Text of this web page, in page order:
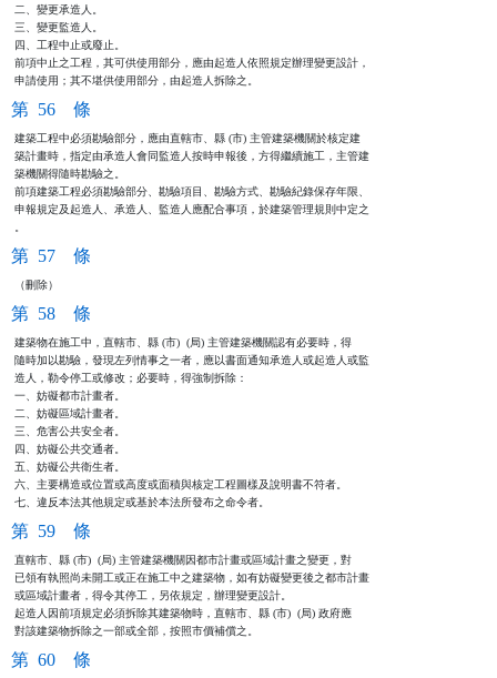
二、變更承造人。
三、變更監造人。
四、工程中止或廢止。
前項中止之工程，其可供使用部分，應由起造人依照規定辦理變更設計，
申請使用；其不堪供使用部分，由起造人拆除之。
第 56 條
建築工程中必須勘驗部分，應由直轄市、縣 (市) 主管建築機關於核定建
築計畫時，指定由承造人會同監造人按時申報後，方得繼續施工，主管建
築機關得隨時勘驗之。
前項建築工程必須勘驗部分、勘驗項目、勘驗方式、勘驗紀錄保存年限、
申報規定及起造人、承造人、監造人應配合事項，於建築管理規則中定之
。
第 57 條
（刪除）
第 58 條
建築物在施工中，直轄市、縣 (市)  (局) 主管建築機關認有必要時，得
隨時加以勘驗，發現左列情事之一者，應以書面通知承造人或起造人或監
造人，勒令停工或修改；必要時，得強制拆除：
一、妨礙都市計畫者。
二、妨礙區域計畫者。
三、危害公共安全者。
四、妨礙公共交通者。
五、妨礙公共衛生者。
六、主要構造或位置或高度或面積與核定工程圖樣及說明書不符者。
七、違反本法其他規定或基於本法所發布之命令者。
第 59 條
直轄市、縣 (市)  (局) 主管建築機關因都市計畫或區域計畫之變更，對
已領有執照尚未開工或正在施工中之建築物，如有妨礙變更後之都市計畫
或區域計畫者，得令其停工，另依規定，辦理變更設計。
起造人因前項規定必須拆除其建築物時，直轄市、縣 (市)  (局) 政府應
對該建築物拆除之一部或全部，按照市價補償之。
第 60 條